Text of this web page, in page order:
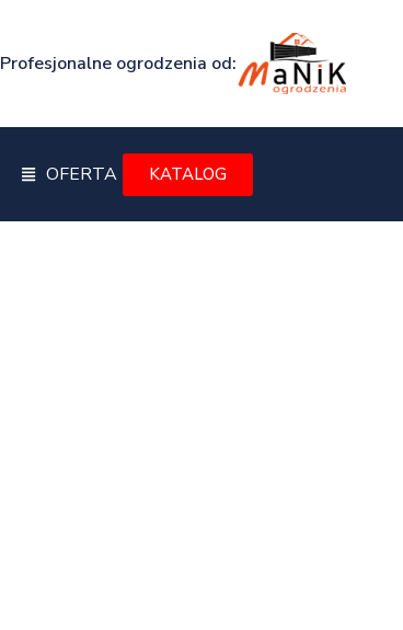
Profesjonalne ogrodzenia od:
OFERTA KATALOG